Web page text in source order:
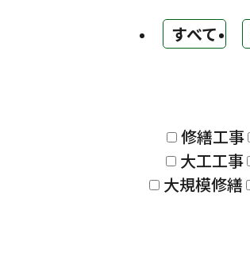
すべて
修繕工事
大工工事
大規模修繕